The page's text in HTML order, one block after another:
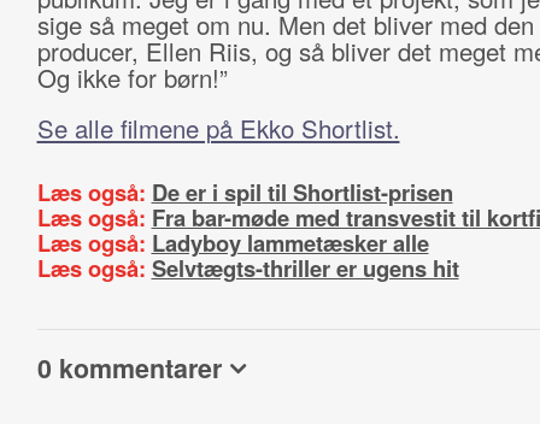
sige så meget om nu. Men det bliver med
producer, Ellen Riis, og så bliver det meget
Og ikke for børn!”
Se alle filmene på Ekko Shortlist.
Læs også: De er i spil til Shortlist-prisen
Læs også: Fra bar-møde med transvestit til
Læs også: Ladyboy lammetæsker alle
Læs også: Selvtægts-thriller er ugens hit
0 kommentarer